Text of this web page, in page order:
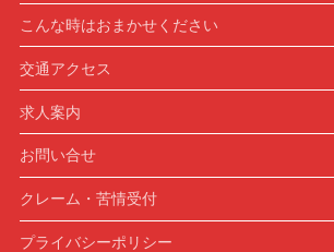
こんな時はおまかせください
交通アクセス
求人案内
お問い合せ
クレーム・苦情受付
プライバシーポリシー